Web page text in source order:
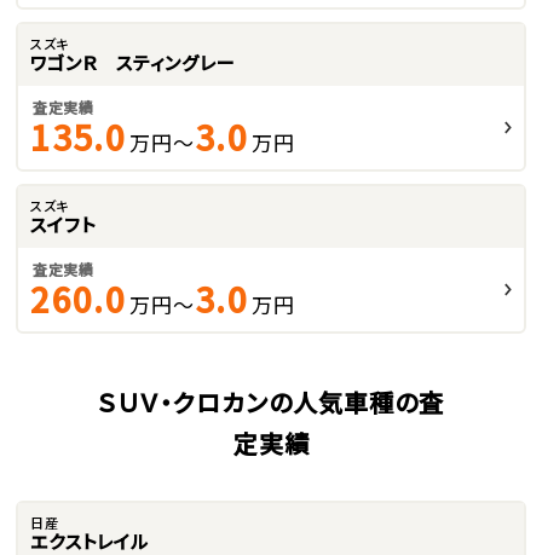
スズキ
ワゴンＲ スティングレー
査定実績
135.0 万円～3.0 万円
スズキ
スイフト
査定実績
260.0 万円～3.0 万円
ＳＵＶ・クロカンの人気車種の査
定実績
日産
エクストレイル